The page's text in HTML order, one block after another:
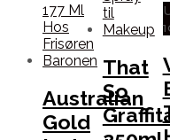
Australian
Gold
That
So